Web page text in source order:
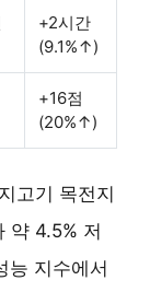
+2시간
(9.1%↑)
+16점
(20%↑)
고기 목전지
약 4.5% 저
능 지수에서